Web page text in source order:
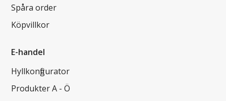
Spåra order
Köpvillkor
E-handel
Hyllkonfigurator
Produkter A - Ö